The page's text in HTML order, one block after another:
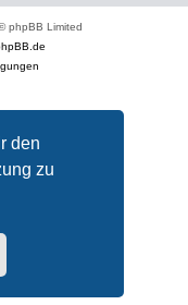
den
zu
phpBB Limited